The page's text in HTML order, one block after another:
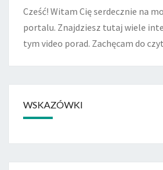
Cześć! Witam Cię serdecznie na
portalu. Znajdziesz tutaj wiele
tym video porad. Zachęcam do
WSKAZÓWKI